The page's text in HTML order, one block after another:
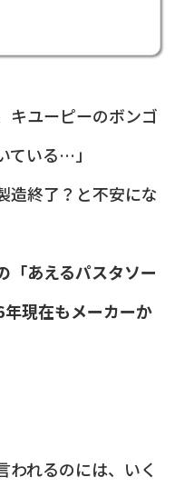
キユーピーのボンゴ
ている…」
造終了？と不安にな
「あえるパスタソー
現在もメーカーか
われるのには、いく